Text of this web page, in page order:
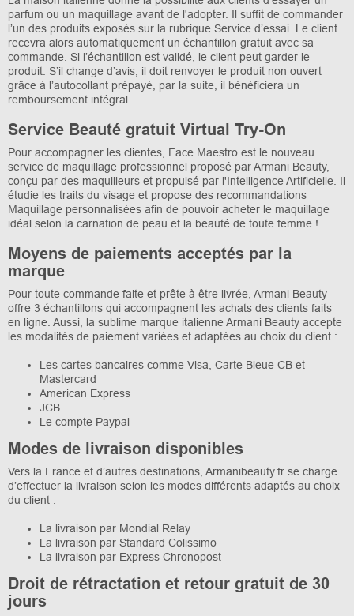
parfum ou un maquillage avant de l'adopter. Il suffit de commander
l’un des produits exposés sur la rubrique Service d’essai. Le client
recevra alors automatiquement un échantillon gratuit avec sa
commande. Si l’échantillon est validé, le client peut garder le
produit. S’il change d’avis, il doit renvoyer le produit non ouvert
grâce à l’autocollant prépayé, par la suite, il bénéficiera un
remboursement intégral.
Service Beauté gratuit Virtual Try-On
Pour accompagner les clientes, Face Maestro est le nouveau
service de maquillage professionnel proposé par Armani Beauty,
conçu par des maquilleurs et propulsé par l'Intelligence Artificielle. Il
étudie les traits du visage et propose des recommandations
Maquillage personnalisées afin de pouvoir acheter le maquillage
idéal selon la carnation de peau et la beauté de toute femme !
Moyens de paiements acceptés par la
marque
Pour toute commande faite et prête à être livrée, Armani Beauty
offre 3 échantillons qui accompagnent les achats des clients faits
en ligne. Aussi, la sublime marque italienne Armani Beauty accepte
les modalités de paiement variées et adaptées au choix du client :
Les cartes bancaires comme Visa, Carte Bleue CB et
Mastercard
American Express
JCB
Le compte Paypal
Modes de livraison disponibles
Vers la France et d’autres destinations, Armanibeauty.fr se charge
d’effectuer la livraison selon les modes différents adaptés au choix
du client :
La livraison par Mondial Relay
La livraison par Standard Colissimo
La livraison par Express Chronopost
Droit de rétractation et retour gratuit de 30
jours